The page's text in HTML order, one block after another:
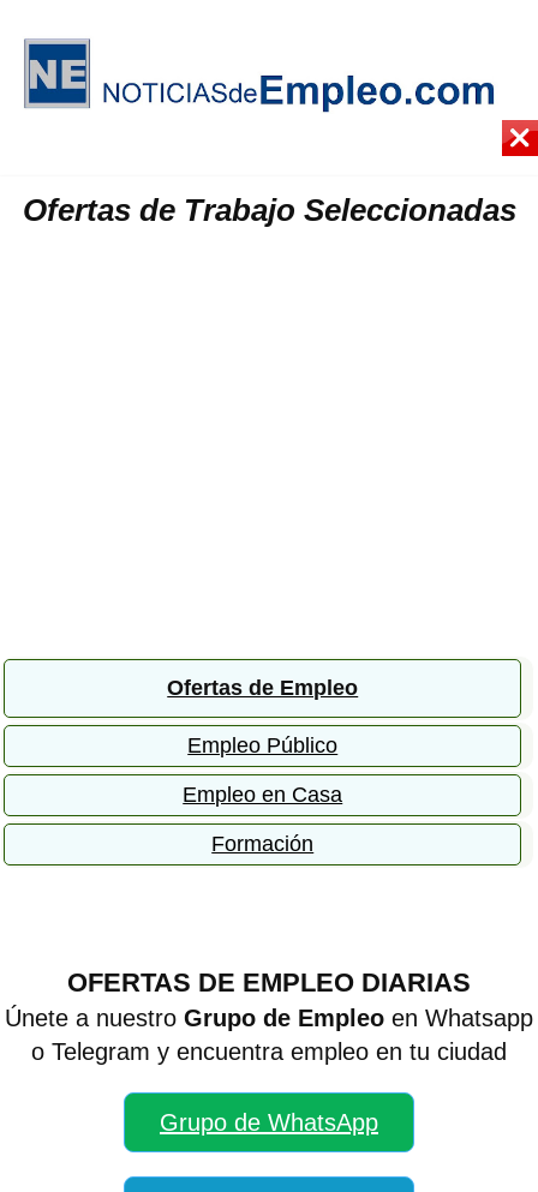
Ofertas de Trabajo Seleccionadas
Ofertas de Empleo
Empleo Público
Empleo en Casa
Formación
OFERTAS DE EMPLEO DIARIAS
Únete a nuestro Grupo de Empleo en Whatsapp
o Telegram y encuentra empleo en tu ciudad
Grupo de WhatsApp